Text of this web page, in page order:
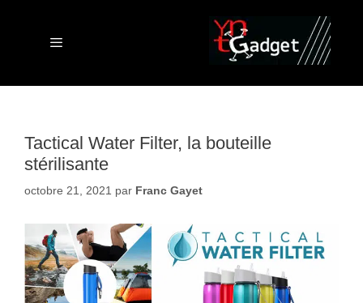
Menu
Tactical Water Filter, la bouteille
stérilisante
octobre 21, 2021 par Franc Gayet